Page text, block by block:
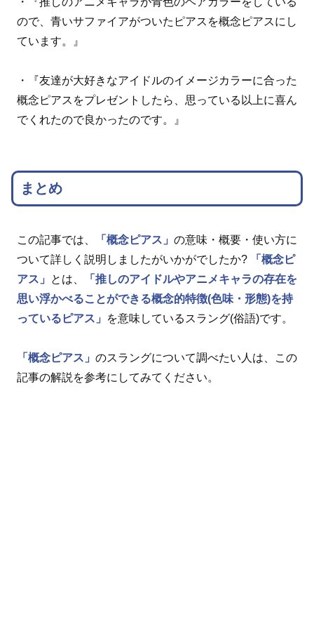
ので、青いサファイアがついたピアスを概念ピアスにし
ています。』
・『友達が大好きなアイドルのイメージカラーに合った
概念ピアスをプレゼントしたら、思っている以上に喜ん
でくれたので良かったのです。』
まとめ
この記事では、 「概念ピアス」 の意味・概要・使い方に
ついて詳しく説明しましたがいかがでしたか?
「概念ピ
アス」
とは、
「推しのアイドルやアニメキャラの存在を
思い浮かべることができる概念的特徴(色味・形態)を持
っているピアス」
を意味しているスラング(俗語)です。
「概念ピアス」 のスラングについて調べたい人は、この
記事の解説を参考にしてみてください。